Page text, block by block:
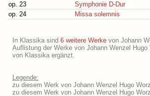
op. 23
Symphonie D-Dur
op. 24
Missa solemnis
In Klassika sind 6 weitere Werke von Johann
Auflistung der Werke von Johann Wenzel
von Klassika ergänzt.
Legende:
zu diesem Werk von Johann Wenzel Hugo
zu diesem Werk von Johann Wenzel Hugo